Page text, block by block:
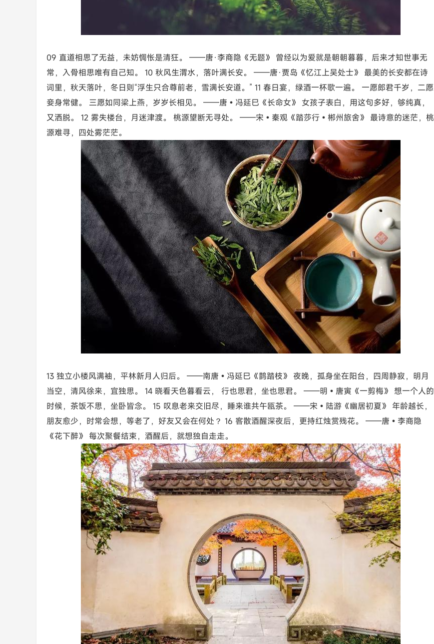
09 直道相思了无益，未妨惆怅是清狂。 ——唐·李商隐《无题》 曾经以为爱就是朝朝暮暮，后来才知世事无
常，入骨相思唯有自己知。 10 秋风生渭水，落叶满长安。 ——唐·贾岛《忆江上吴处士》 最美的长安都在诗
词里，秋天落叶，冬日则“浮生只合尊前老，雪满长安道。” 11 春日宴，绿酒一杯歌一遍。 一愿郎君千岁，二愿
妾身常健。 三愿如同梁上燕，岁岁长相见。 ——唐•冯延巳《长命女》 女孩子表白，用这句多好，够纯真，
又洒脱。 12 雾失楼台，月迷津渡。 桃源望断无寻处。 ——宋•秦观《踏莎行•郴州旅舍》 最诗意的迷茫，桃
源难寻，四处雾茫茫。
13 独立小楼风满袖，平林新月人归后。 ——南唐•冯延巳《鹊踏枝》 夜晚，孤身坐在阳台，四周静寂，明月
当空，清风徐来，宜独思。 14 晓看天色暮看云， 行也思君，坐也思君。 ——明•唐寅《一剪梅》 想一个人的
时候，茶饭不思，坐卧皆念。 15 叹息老来交旧尽，睡来谁共午瓯茶。 ——宋•陆游《幽居初夏》 年龄越长，
朋友愈少，时常会想，等老了，好友又会在何处？ 16 客散酒醒深夜后，更持红烛赏残花。 ——唐•李商隐
《花下醉》 每次聚餐结束，酒醒后，就想独自走走。